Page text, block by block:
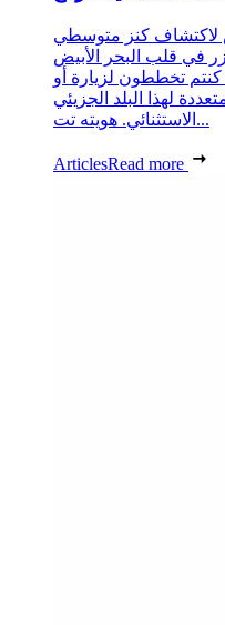
لاكتشاف كنز متوسطي
في قلب البحر الأبيض
تخططون لزيارة أو
لهذا البلد الجزيئي
الاستثنائي. هويته تت...
ArticlesRead more